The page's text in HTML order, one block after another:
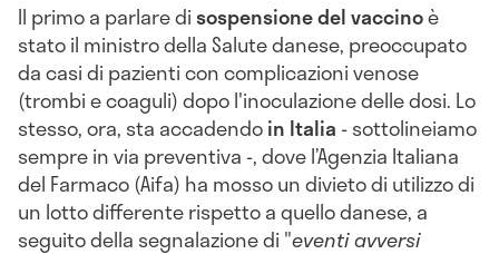
Il primo a parlare disospensione del vaccinoè
stato il ministro della Salute danese, preoccupato
da casi di pazienti con complicazioni venose
(trombi e coaguli) dopo l'inoculazione delle dosi. Lo
stesso, ora, sta accadendoin Italia - sottolineiamo
sempre in via preventiva -, dovel’Agenzia Italiana
del Farmaco (Aifa) ha mosso undivieto di utilizzo di
un lotto differente rispetto a quello danese, a
seguito della segnalazione di "eventi avversi